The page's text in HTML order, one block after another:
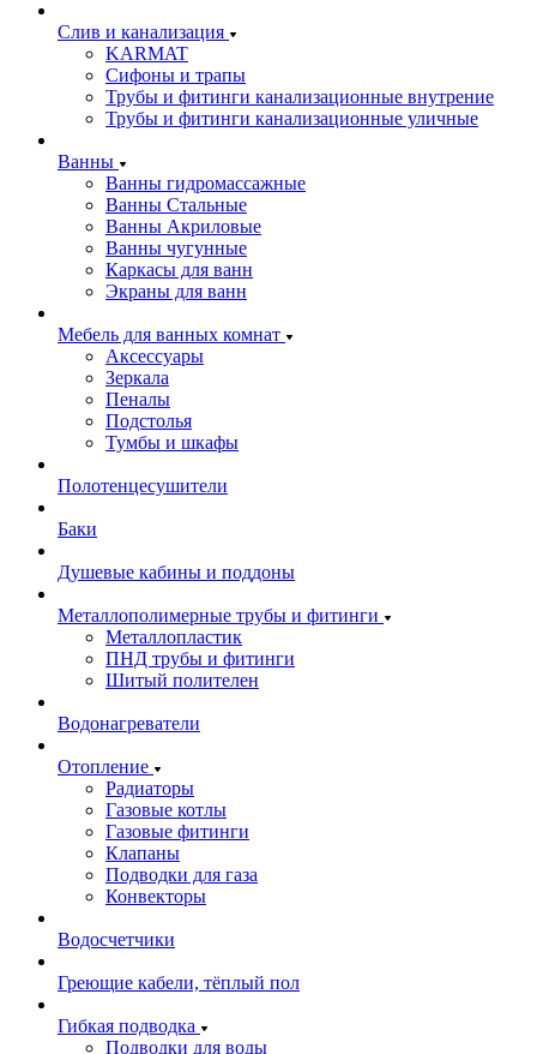
Слив и канализация
KARMAT
Сифоны и трапы
Трубы и фитинги канализационные внутрение
Трубы и фитинги канализационные уличные
Ванны
Ванны гидромассажные
Ванны Стальные
Ванны Акриловые
Ванны чугунные
Каркасы для ванн
Экраны для ванн
Мебель для ванных комнат
Аксессуары
Зеркала
Пеналы
Подстолья
Тумбы и шкафы
Полотенцесушители
Баки
Душевые кабины и поддоны
Металлополимерные трубы и фитинги
Металлопластик
ПНД трубы и фитинги
Шитый полителен
Водонагреватели
Отопление
Радиаторы
Газовые котлы
Газовые фитинги
Клапаны
Подводки для газа
Конвекторы
Водосчетчики
Греющие кабели, тёплый пол
Гибкая подводка
Подводки для воды